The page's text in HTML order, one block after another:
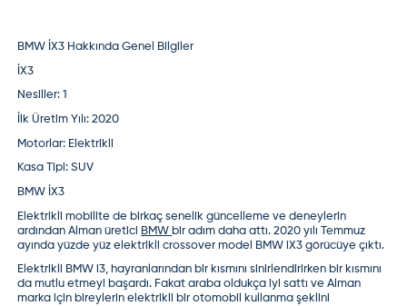
BMW İX3 Hakkında Genel Bilgiler
İX3
Nesiller:1
İlk Üretim Yılı: 2020
Motorlar: Elektrikli
Kasa Tipi: SUV
BMW İX3
Elektrikli mobilite de birkaç senelik güncelleme ve deneylerin
ardından Alman üretici
BMW bir adım daha attı. 2020 yılı Temmuz
ayında yüzde yüz elektrikli crossover model
BMW iX3 görücüye çıktı.
Elektrikli BMW i3, hayranlarından bir kısmını sinirlendirirken bir kısmını
da mutlu etmeyi başardı. Fakat araba oldukça iyi sattı ve Alman
marka için bireylerin elektrikli bir otomobil kullanma şeklini